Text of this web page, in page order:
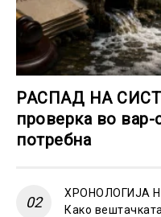
РАСПАД НА
проверка во вар-
потребна
ХРОНОЛОГИЈА
Како